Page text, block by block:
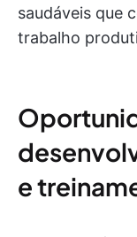
saudáveis que
trabalho
e